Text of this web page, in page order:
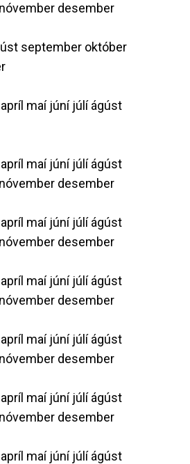
nóvember desember
september október
apríl maí júní júlíágúst
apríl maí júní júlíágúst
nóvember desember
apríl maí júní júlíágúst
nóvember desember
apríl maí júní júlíágúst
nóvember desember
apríl maí júní júlíágúst
nóvember desember
apríl maí júní júlíágúst
nóvember desember
apríl maí júní júlíágúst